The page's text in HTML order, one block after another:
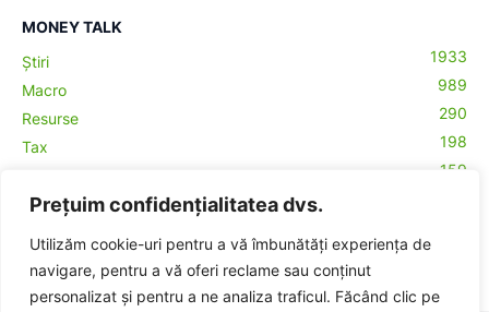
Prețuim confidențialitatea dvs.
Utilizăm cookie-uri pentru a vă îmbunătăți experiența de
navigare, pentru a vă oferi reclame sau conținut
personalizat și pentru a ne analiza traficul. Făcând clic pe
MONEY TALK
Știri
1933
Macro
989
Resurse
290
Tax
198
159
Contabilitate
Crypto